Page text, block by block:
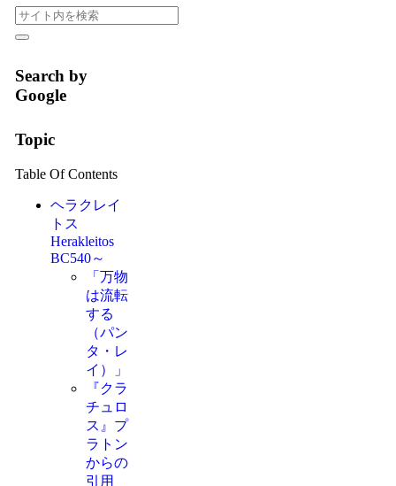
Search by
Google
Topic
Table Of Contents
ヘラクレイ
トス
Herakleitos
BC540～
「万物
は流転
する
（パン
タ・レ
イ）」
『クラ
チュロ
ス』プ
ラトン
からの
引用